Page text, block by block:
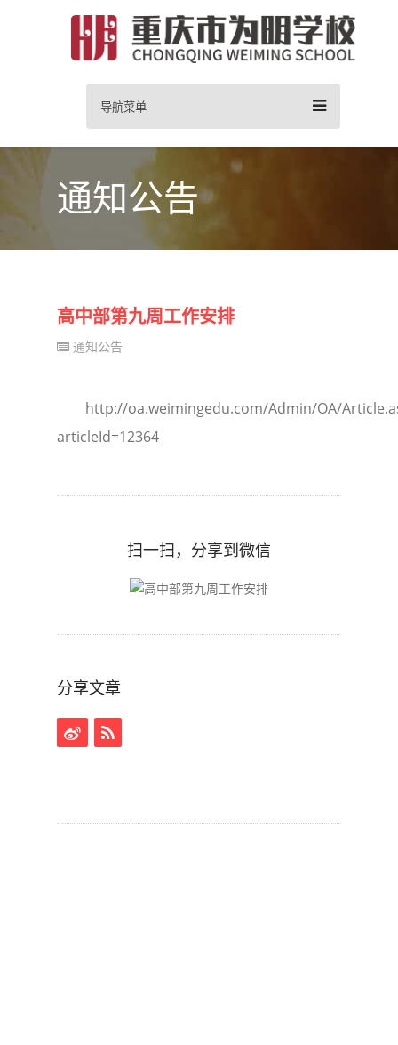
导航菜单
通知公告
高中部第九周工作安排
通知公告
http://oa.weimingedu.com/Admin/OA/
articleId=12364
扫一扫，分享到微信
分享文章